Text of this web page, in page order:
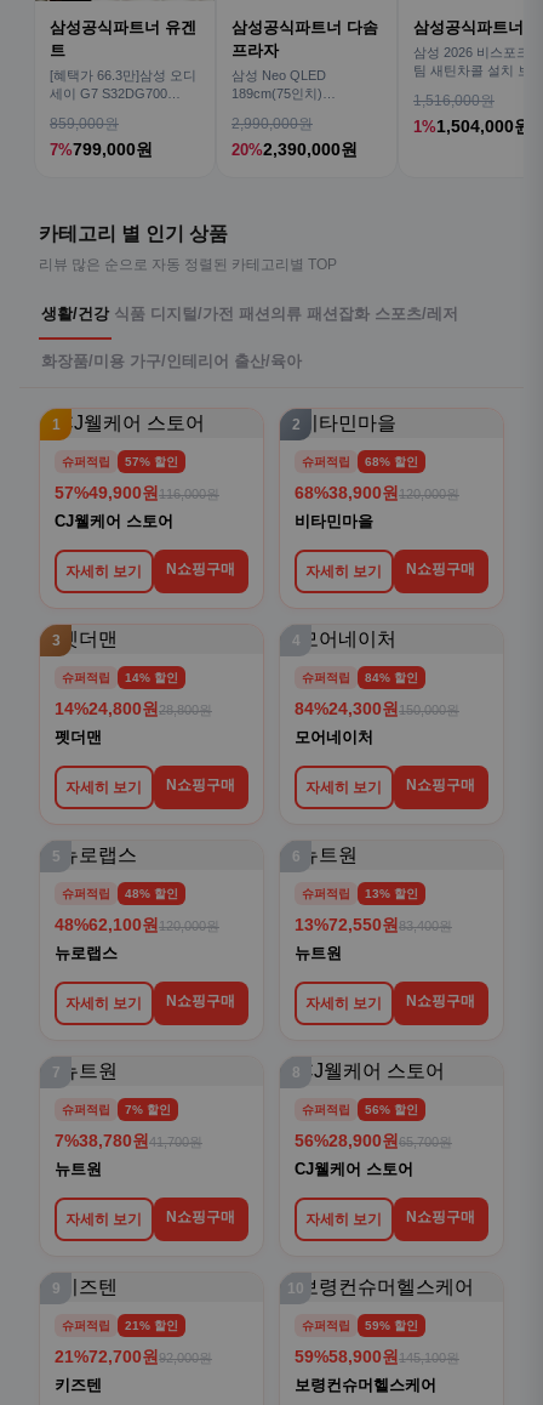
삼성공식파트너 유겐
트
[혜택가 66.3만]삼성 오디
세이 G7 S32DG700
859,000원
7%799,000원
삼성공식파트너 다솜
프라자
삼성 Neo QLED
189cm(75인치)
TV
2,990,000원
20%2,390,000원
삼성공식파트너
삼성 2026 비스포크
팀 새틴차콜 설치 보
1,516,000원
1%1,504,000원
카테고리 별 인기 상품
리뷰 많은 순으로 자동 정렬된 카테고리별 TOP
생활/건강 식품 디지털/가전 패션의류 패션잡화 스포츠/레저
화장품/미용 가구/인테리어 출산/육아
1
슈퍼적립 57% 할인
57%49,900원 116,000원
CJ웰케어 스토어
자세히 보기 N쇼핑구매
2
슈퍼적립 68% 할인
68%38,900원 120,000원
비타민마을
자세히 보기 N쇼핑구매
3
슈퍼적립 14% 할인
14%24,800원 28,800원
펫더맨
자세히 보기 N쇼핑구매
4
슈퍼적립 84% 할인
84%24,300원 150,000원
모어네이처
자세히 보기 N쇼핑구매
5
슈퍼적립 48% 할인
48%62,100원 120,000원
뉴로랩스
자세히 보기 N쇼핑구매
6
슈퍼적립 13% 할인
13%72,550원 83,400원
뉴트원
자세히 보기 N쇼핑구매
7
슈퍼적립 7% 할인
7%38,780원 41,700원
뉴트원
자세히 보기 N쇼핑구매
8
슈퍼적립 56% 할인
56%28,900원 65,700원
CJ웰케어 스토어
자세히 보기 N쇼핑구매
9
슈퍼적립 21% 할인
21%72,700원 92,000원
키즈텐
10
슈퍼적립 59% 할인
59%58,900원 145,100원
보령컨슈머헬스케어